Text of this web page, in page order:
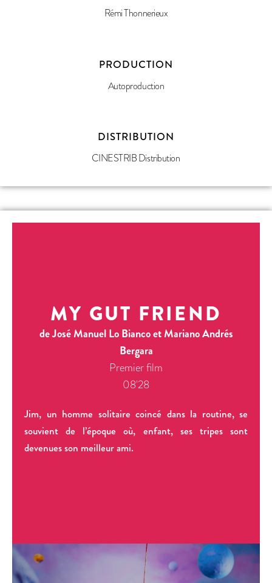
Rémi Thonnerieux
PRODUCTION
Autoproduction
DISTRIBUTION
CINESTRIB Distribution
MY GUT FRIEND
de José Manuel Lo Bianco et Mariano Andrés
Bergara
Premier film
08'28
Jim, un homme solitaire coincé dans la routine, se
souvient de l’époque où, enfant, ses tripes sont
devenues son meilleur ami.